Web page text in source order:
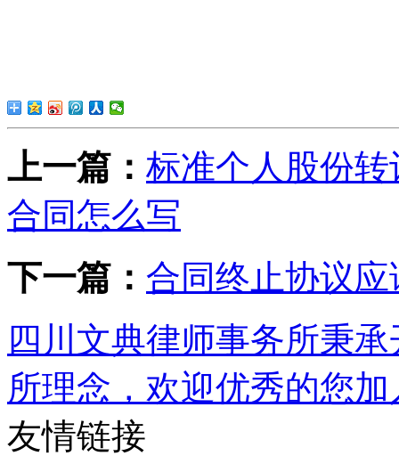
上一篇： 标准个人股份转
合同怎么写
下一篇： 合同终止协议
四川文典律师事务所秉
所理念，欢迎优秀的您
友情链接